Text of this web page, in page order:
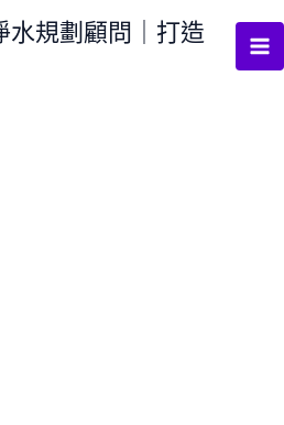
水規劃顧問｜打造